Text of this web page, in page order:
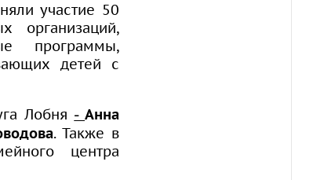
участие 50
организаций,
программы,
детей с
Лобня
–Анна
. Также в
центра